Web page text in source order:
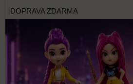
DOPRAVA ZDARMA